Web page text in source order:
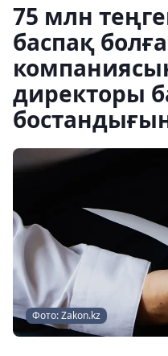
75 млн
баспақ
директоры
Фото: Zakon.kz